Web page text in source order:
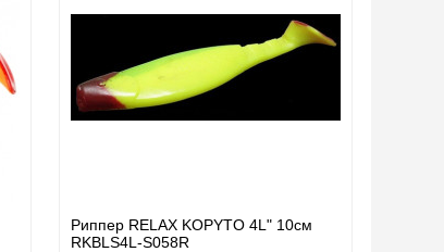
Риппер RELAX KOPYTO 4L" 10см
RKBLS4L-S058R